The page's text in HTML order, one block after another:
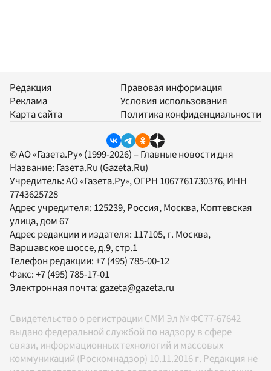
Редакция
Реклама
Карта сайта
Правовая информация
Условия использования
Политика конфиденциальности
© АО «Газета.Ру» (1999-2026) – Главные новости дня
Название: Газета.Ru (Gazeta.Ru)
Учредитель:АО «Газета.Ру», ОГРН 1067761730376, ИНН
7743625728
Адрес учредителя: 125239, Россия, Москва, Коптевская
улица, дом 67
Адрес редакции и издателя: 117105, г. Москва,
Варшавское шоссе, д.9, стр.1
Телефон редакции:+7 (495) 785-00-12
Факс:+7 (495) 785-17-01
Электронная почта:gazeta@gazeta.ru
Свидетельство о регистрации СМИ Эл № ФС77-67642
выдано федеральной службой по надзору в сфере
связи, информационных технологий и массовых
коммуникаций (Роскомнадзор) 10.11.2016 г. Редакция не